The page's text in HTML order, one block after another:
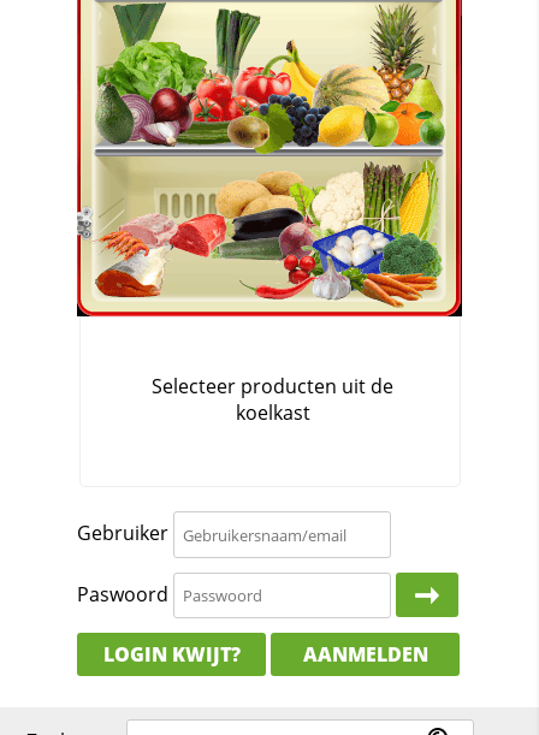
Gebruiker
Paswoord
LOGIN KWIJT? AANMELDEN